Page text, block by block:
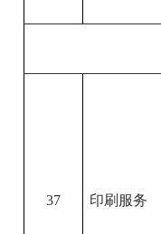
37 印刷服务